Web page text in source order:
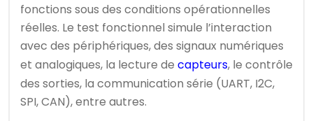
fonctions sous des conditions opérationnelles
réelles. Le test fonctionnel simule l’interaction
avec des périphériques, des signaux numériques
et analogiques, la lecture de capteurs, le contrôle
des sorties, la communication série (UART, I2C,
SPI, CAN), entre autres.